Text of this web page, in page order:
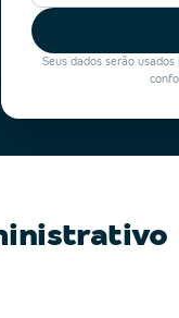
Seus dados serão